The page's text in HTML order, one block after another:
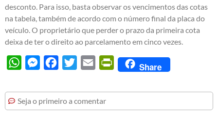
desconto. Para isso, basta observar os vencimentos das cotas
na tabela, também de acordo com o número final da placa do
veículo. O proprietário que perder o prazo da primeira cota
deixa de ter o direito ao parcelamento em cinco vezes.
WhatsAppMessengerFacebook
Twitter Email PrintFriendly
Share
Seja o primeiro a comentar